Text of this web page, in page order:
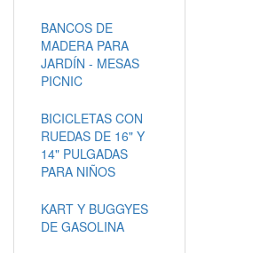
BANCOS DE
MADERA PARA
JARDÍN - MESAS
PICNIC
BICICLETAS CON
RUEDAS DE 16" Y
14" PULGADAS
PARA NIÑOS
KART Y BUGGYES
DE GASOLINA